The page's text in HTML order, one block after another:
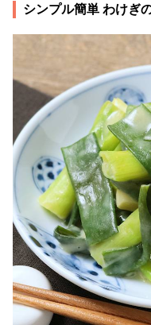
シンプル簡単 わけぎ